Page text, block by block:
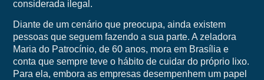
considerada ilegal.
Diante de um cenário que preocupa, ainda existem
pessoas que seguem fazendo a sua parte. A zeladora
Maria do Patrocínio, de 60 anos, mora em Brasília e
conta que sempre teve o hábito de cuidar do próprio lixo.
Para ela, embora as empresas desempenhem um papel